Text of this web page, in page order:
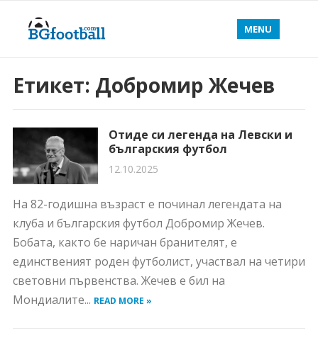
MENU
Етикет: Добромир Жечев
Отиде си легенда на Левски и
българския футбол
12.10.2025
На 82-годишна възраст е починал легендата на
клуба и българския футбол Добромир Жечев.
Бобата, както бе наричан бранителят, е
единственият роден футболист, участвал на четири
световни първенства. Жечев е бил на
Мондиалите... READ MORE »